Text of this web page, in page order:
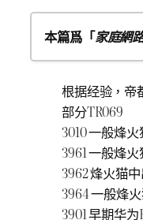
本篇爲「家庭網
入手 Linksys
WRT 固件
闖入聯通定製
也許是最折騰
也許是最折騰
也許是最折騰
在國科大（
根据经验，帝
部分TR069
3010 一般烽
3961 一般烽
3962 烽火猫
3964 一般烽
3901 早期华